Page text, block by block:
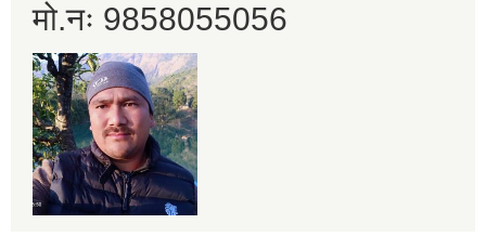
मो.नः 9858055056